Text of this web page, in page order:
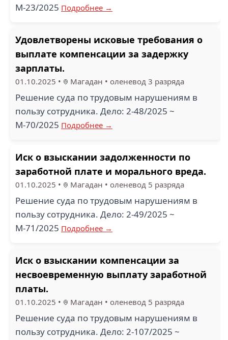
М-23/2025 Подробнее →
Удовлетворены исковые требования о
выплате компенсации за задержку
зарплаты.
01.10.2025 • Магадан • оленевод 3 разряда
Решение суда по трудовым нарушениям в
пользу сотрудника. Дело: 2-48/2025 ~
М-70/2025 Подробнее →
Иск о взыскании задолженности по
заработной плате и морального вреда.
01.10.2025 • Магадан • оленевод 5 разряда
Решение суда по трудовым нарушениям в
пользу сотрудника. Дело: 2-49/2025 ~
М-71/2025 Подробнее →
Иск о взыскании компенсации за
несвоевременную выплату заработной
платы.
01.10.2025 • Магадан • оленевод 5 разряда
Решение суда по трудовым нарушениям в
пользу сотрудника. Дело: 2-107/2025 ~